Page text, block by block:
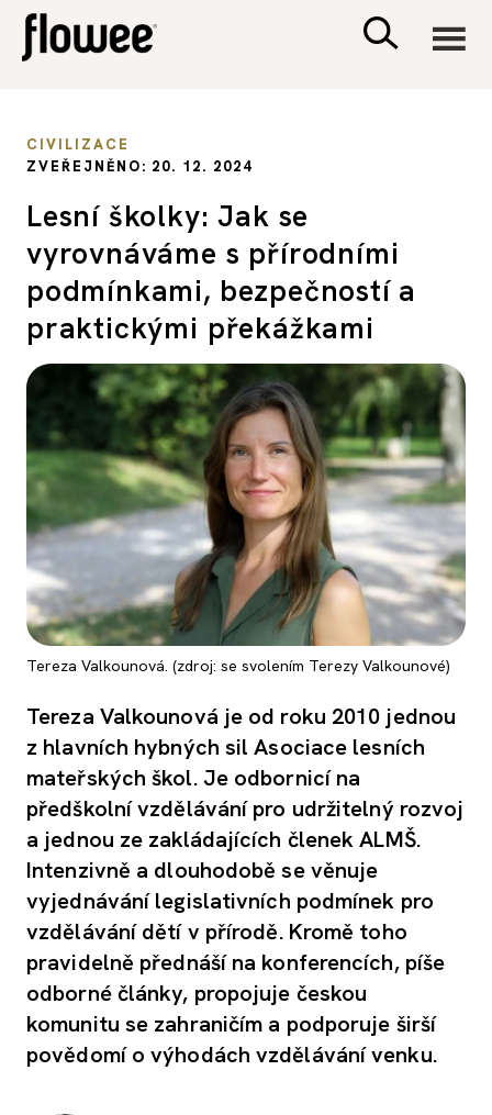
PSYCHOLOGIE
RODINA A DĚTI
SEX A VZTAHY
PORADNA
CIVILIZACE
ZVEŘEJNĚNO: 20. 12. 2024
Lesní školky: Jak se
vyrovnáváme s přírodními
podmínkami, bezpečností a
praktickými překážkami
Tereza Valkounová. (zdroj: se svolením Terezy Valkounové)
Tereza Valkounová je od roku 2010 jednou
z hlavních hybných sil Asociace lesních
mateřských škol. Je odbornicí na
předškolní vzdělávání pro udržitelný rozvoj
a jednou ze zakládajících členek ALMŠ.
Intenzivně a dlouhodobě se věnuje
vyjednávání legislativních podmínek pro
vzdělávání dětí v přírodě. Kromě toho
pravidelně přednáší na konferencích, píše
odborné články, propojuje českou
komunitu se zahraničím a podporuje širší
povědomí o výhodách vzdělávání venku.